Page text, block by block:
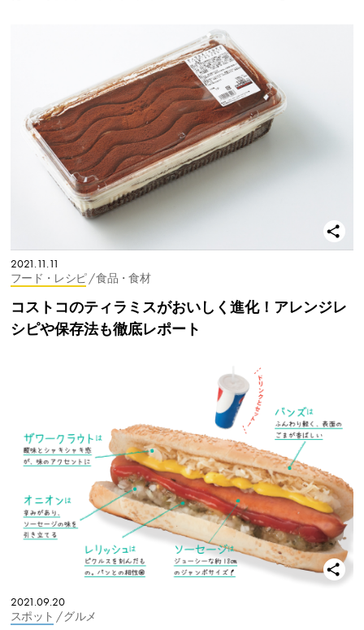
2021.11.11
フード・レシピ / 食品・食材
コストコのティラミスがおいしく進化！アレンジレ
シピや保存法も徹底レポート
2021.09.20
スポット / グルメ